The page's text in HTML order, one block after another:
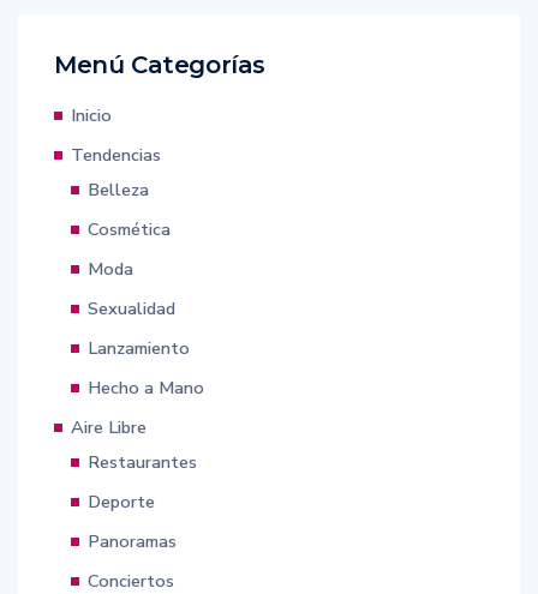
Menú Categorías
Inicio
Tendencias
Belleza
Cosmética
Moda
Sexualidad
Lanzamiento
Hecho a Mano
Aire Libre
Restaurantes
Deporte
Panoramas
Conciertos